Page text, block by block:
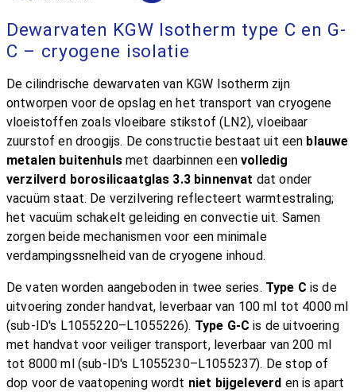
Dewarvaten KGW Isotherm type C en G-
C – cryogene isolatie
De cilindrische dewarvaten van KGW Isotherm zijn
ontworpen voor de opslag en het transport van cryogene
vloeistoffen zoals vloeibare stikstof (LN2), vloeibaar
zuurstof en droogijs. De constructie bestaat uit een blauwe
metalen buitenhulsmet daarbinnen eenvolledig
verzilverd borosilicaatglas 3.3 binnenvat dat onder
vacuüm staat. De verzilvering reflecteert warmtestraling;
het vacuüm schakelt geleiding en convectie uit. Samen
zorgen beide mechanismen voor een minimale
verdampingssnelheid van de cryogene inhoud.
De vaten worden aangeboden in twee series. Type C is de
uitvoering zonder handvat, leverbaar van 100 ml tot 4000 ml
(sub-ID's L1055220–L1055226). Type G-C is de uitvoering
met handvat voor veiliger transport, leverbaar van 200 ml
tot 8000 ml (sub-ID's L1055230–L1055237). De stop of
dop voor de vaatopening wordt niet bijgeleverd en is apart